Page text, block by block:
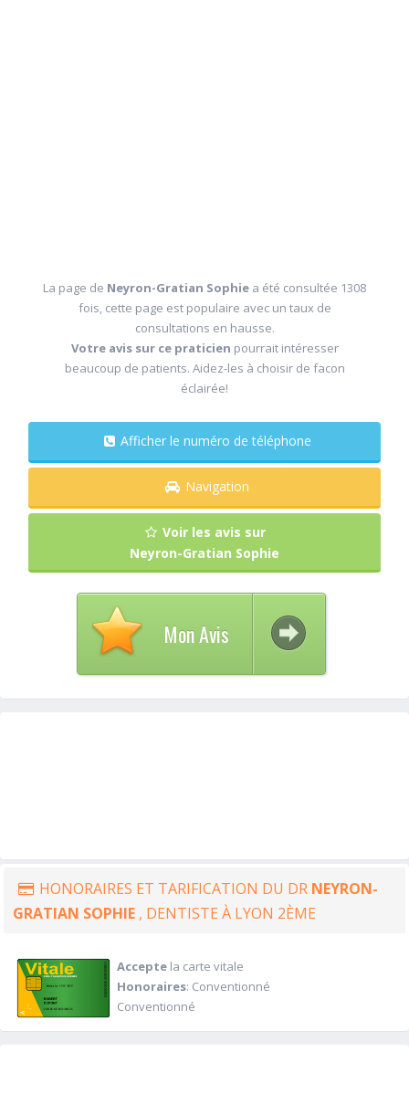
La page de Neyron-Gratian Sophie a été consultée 1308
fois, cette page est populaire avec un taux de
consultations en hausse.
Votre avis sur ce praticien pourrait intéresser
beaucoup de patients. Aidez-les à choisir de facon
éclairée!
Afficher le numéro de téléphone
Navigation
Voir les avis sur
Neyron-Gratian Sophie
Mon Avis
HONORAIRES ET TARIFICATION DU DR NEYRON-
GRATIAN SOPHIE , DENTISTE À LYON 2ÈME
Acceptela carte vitale
Honoraires: Conventionné
Conventionné